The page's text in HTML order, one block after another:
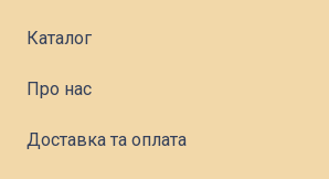
Каталог
Про нас
Доставка та оплата